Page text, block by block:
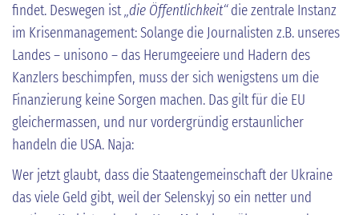
findet. Deswegen ist„die Öffentlichkeit“die zentrale Instanz
im Krisenmanagement: Solange die Journalisten z.B. unseres
Landes – unisono – das Herumgeeiere und Hadern des
Kanzlers beschimpfen, muss der sich wenigstens um die
Finanzierung keine Sorgen machen. Das gilt für die EU
gleichermassen, und nur vordergründig erstaunlicher
handeln die USA. Naja:
Wer jetzt glaubt, dass die Staatengemeinschaft der Ukraine
das viele Geld gibt, weil der Selenskyj so ein netter und